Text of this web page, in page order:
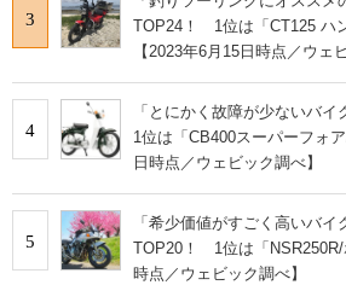
3
TOP24！ 1位は「CT125 ハ
【2023年6月15日時点／ウェ
4
「とにかく故障が少ないバ
1位は「CB400スーパーフォ
日時点／ウェビック調べ】
5
「希少価値がすごく高いバ
TOP20！ 1位は「NSR250R/
時点／ウェビック調べ】